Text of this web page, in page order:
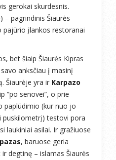
gerokai skurdesnis.
– pagrindinis Šiaurės
įlankos restoranai
bet šiaip Šiaurės Kipras
anksčiau į masinį
Šiaurėje yra ir Karpazo
“po senovei”, o prie
paplūdimio (kur nuo jo
puskilometrį) testovi pora
laukiniai asilai. Ir gražiuose
, baruose geria
degtinę – islamas Šiaurės